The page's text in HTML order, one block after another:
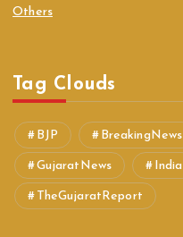
Others
Tag Clouds
BJP BreakingNews
GujaratNews India
TheGujaratReport